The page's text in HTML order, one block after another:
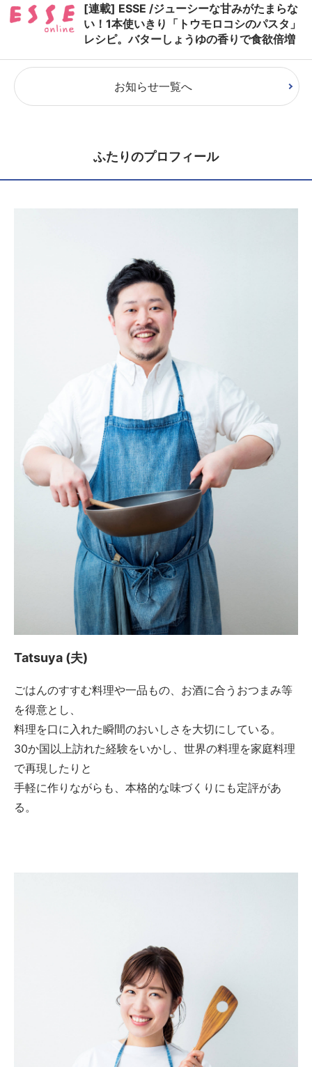
[連載] ESSE /ジューシーな甘みがたまらな
い！1本使いきり「トウモロコシのパスタ」
レシピ。バターしょうゆの香りで食欲倍増
お知らせ一覧へ
ふたりのプロフィール
Tatsuya (夫)
ごはんのすすむ料理や一品もの、お酒に合うおつまみ等
を得意とし、
料理を口に入れた瞬間のおいしさを大切にしている。
30か国以上訪れた経験をいかし、世界の料理を家庭料理
で再現したりと
手軽に作りながらも、本格的な味づくりにも定評があ
る。